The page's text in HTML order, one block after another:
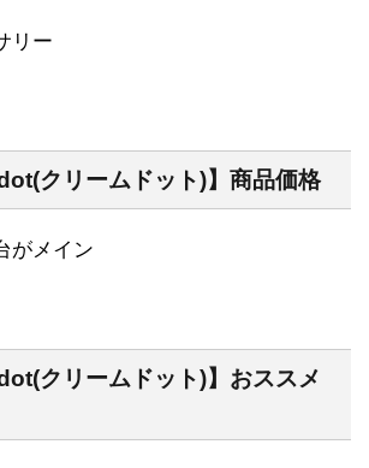
リー
クリームドット)】商品価格
がメイン
クリームドット)】おススメ